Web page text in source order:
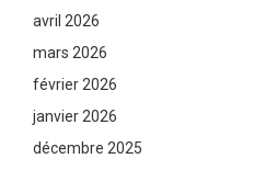
avril 2026
mars 2026
février 2026
janvier 2026
décembre 2025